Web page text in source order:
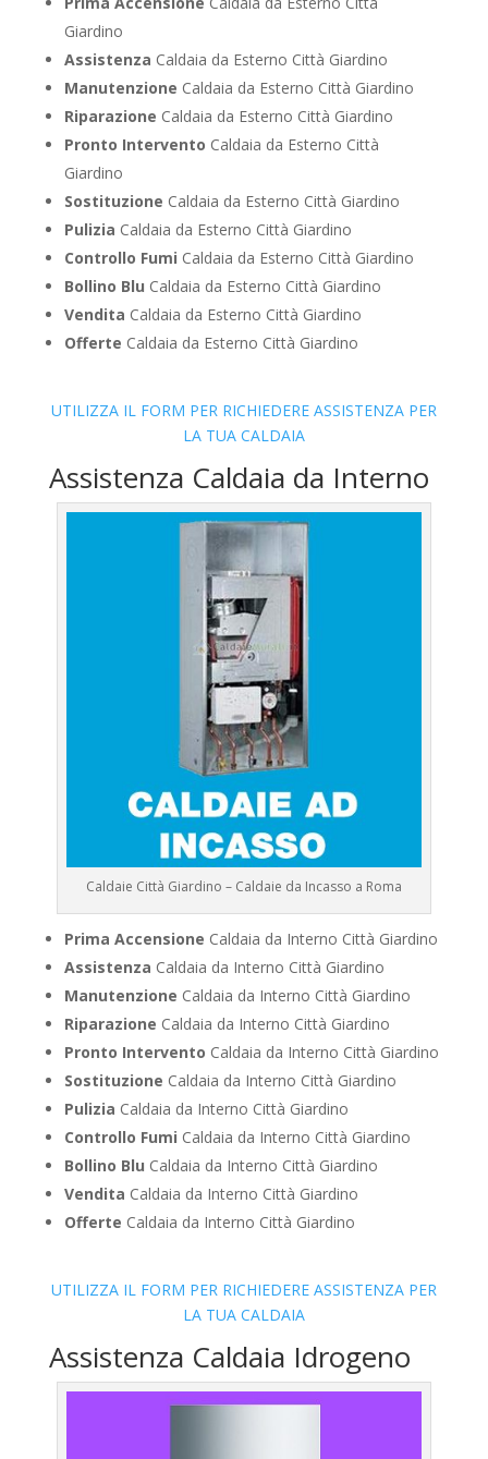
Giardino
Assistenza Caldaia da Esterno Città Giardino
Manutenzione Caldaia da Esterno Città Giardino
Riparazione Caldaia da Esterno Città Giardino
Pronto Intervento Caldaia da Esterno Città
Giardino
Sostituzione Caldaia da Esterno Città Giardino
Pulizia Caldaia da Esterno Città Giardino
Controllo Fumi Caldaia da Esterno Città Giardino
Bollino Blu Caldaia da Esterno Città Giardino
Vendita Caldaia da Esterno Città Giardino
Offerte Caldaia da Esterno Città Giardino
UTILIZZA IL FORM PER RICHIEDERE ASSISTENZA PER
LA TUA CALDAIA
Assistenza Caldaia da Interno
Caldaie Città Giardino – Caldaie da Incasso a Roma
Prima Accensione Caldaia da Interno Città Giardino
Assistenza Caldaia da Interno Città Giardino
Manutenzione Caldaia da Interno Città Giardino
Riparazione Caldaia da Interno Città Giardino
Pronto Intervento Caldaia da Interno Città Giardino
Sostituzione Caldaia da Interno Città Giardino
Pulizia Caldaia da Interno Città Giardino
Controllo Fumi Caldaia da Interno Città Giardino
Bollino Blu Caldaia da Interno Città Giardino
Vendita Caldaia da Interno Città Giardino
Offerte Caldaia da Interno Città Giardino
UTILIZZA IL FORM PER RICHIEDERE ASSISTENZA PER
LA TUA CALDAIA
Assistenza Caldaia Idrogeno